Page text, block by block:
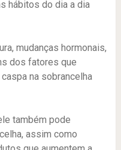
hábitos do dia a dia
mudanças hormonais,
dos fatores que
na sobrancelha
também pode
assim como